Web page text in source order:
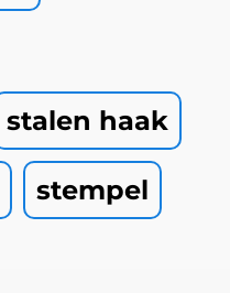
stalen haak
stempel